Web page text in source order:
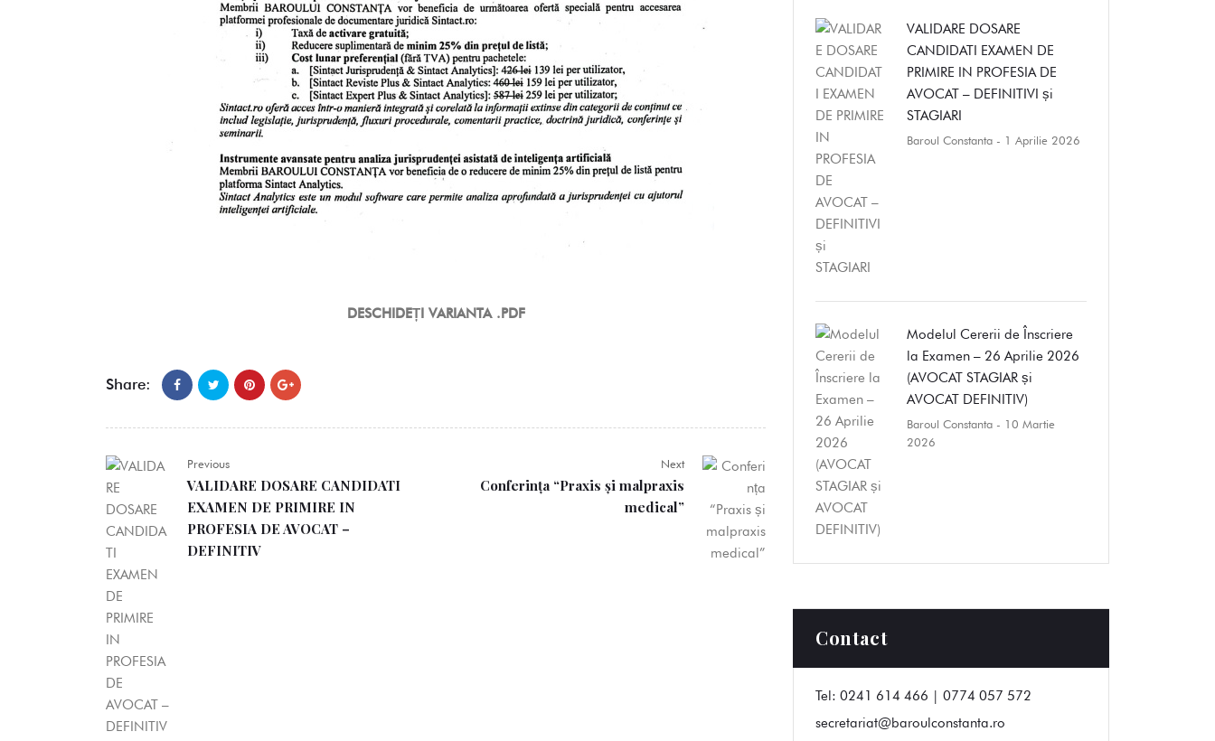
DESCHIDEȚI VARIANTA .PDF
Share:
Previous
VALIDARE DOSARE CANDIDATI
EXAMEN DE PRIMIRE IN
PROFESIA DE AVOCAT –
DEFINITIV
Next
Conferința “Praxis și malpraxis
medical”
VALIDARE DOSARE
CANDIDATI EXAMEN DE
PRIMIRE IN PROFESIA DE
AVOCAT – DEFINITIVI și
STAGIARI
Baroul Constanta - 1 Aprilie 2026
Modelul Cererii de Înscriere
la Examen – 26 Aprilie 2026
(AVOCAT STAGIAR și
AVOCAT DEFINITIV)
Baroul Constanta - 10 Martie
2026
Contact
Tel: 0241 614 466 | 0774 057 572
secretariat@baroulconstanta.ro